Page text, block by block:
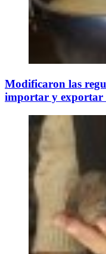
Modificaron las
importar y exportar